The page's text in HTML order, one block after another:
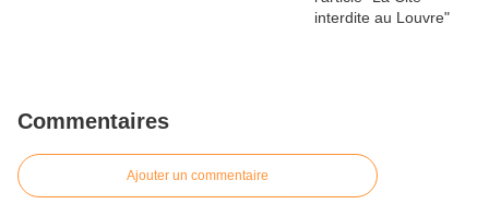
Commentaires
Ajouter un commentaire